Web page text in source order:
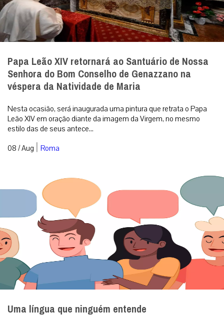
Papa Leão XIV retornará ao Santuário de Nossa
Senhora do Bom Conselho de Genazzano na
véspera da Natividade de Maria
Nesta ocasião, será inaugurada uma pintura que retrata o Papa
Leão XIV em oração diante da imagem da Virgem, no mesmo
estilo das de seus antece...
08 / Aug | Roma
Uma língua que ninguém entende